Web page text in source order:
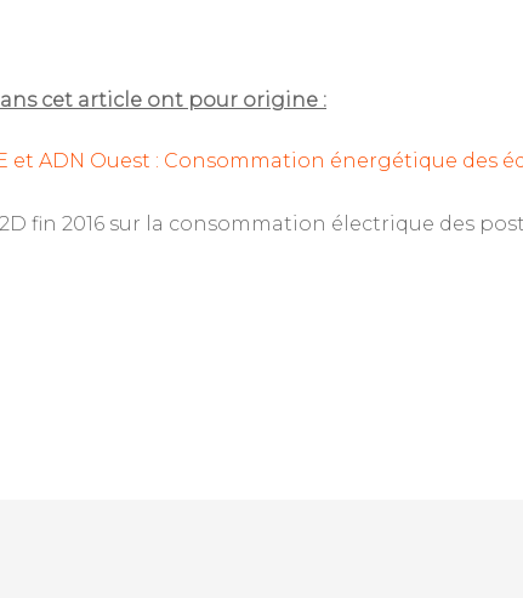
cet article ont pour origine :
et ADN Ouest : Consommation énergétique
fin 2016 sur la consommation électrique des